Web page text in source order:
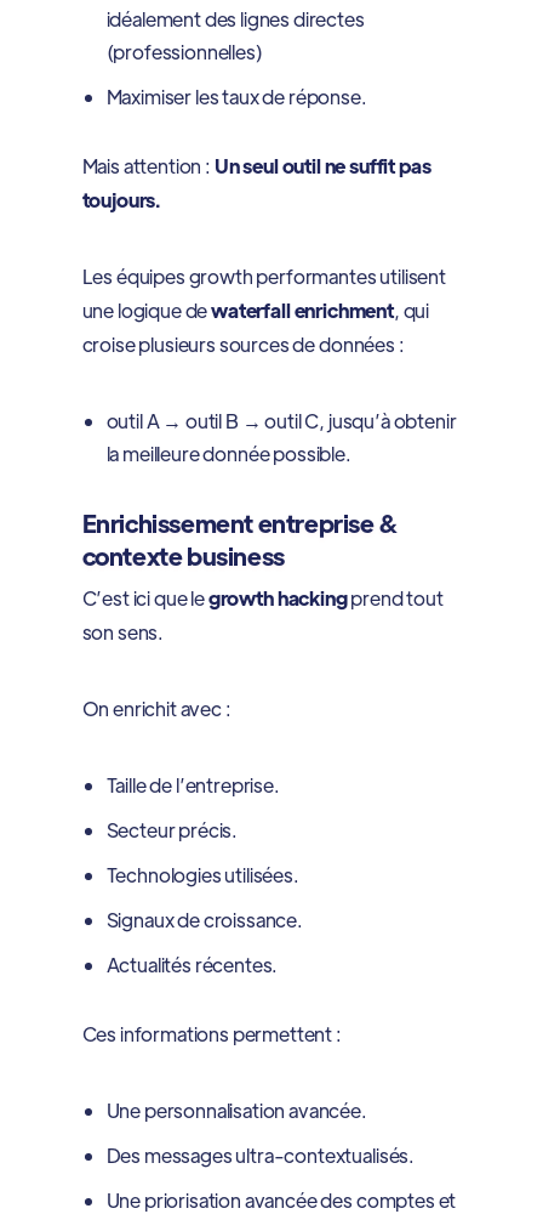
idéalement des lignes directes
(professionnelles)
Maximiser les taux de réponse.
Mais attention : Un seul outil ne suffit pas
toujours.
Les équipes growth performantes utilisent
une logique dewaterfall enrichment, qui
croise plusieurs sources de données :
outil A → outil B → outil C, jusqu’à obtenir
la meilleure donnée possible.
Enrichissement entreprise &
contexte business
C’est ici que legrowth hackingprend tout
son sens.
On enrichit avec :
Taille de l’entreprise.
Secteur précis.
Technologies utilisées.
Signaux de croissance.
Actualités récentes.
Ces informations permettent :
Une personnalisation avancée.
Des messages ultra-contextualisés.
Une priorisation avancée des comptes et